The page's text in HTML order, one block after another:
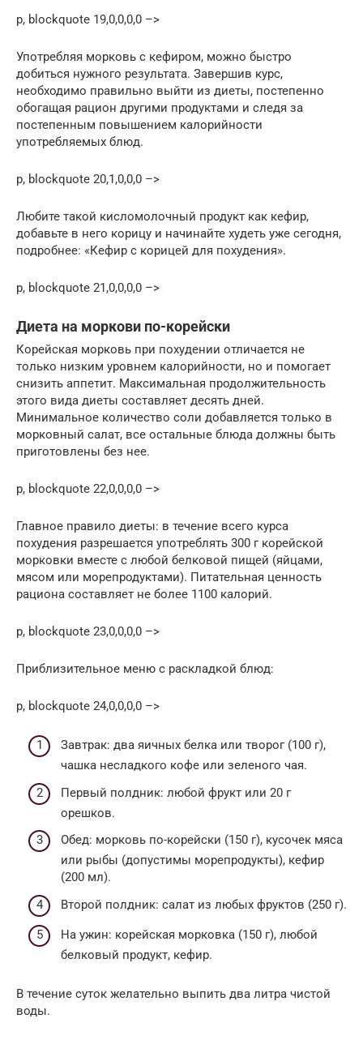
p, blockquote 19,0,0,0,0 –>
Употребляя морковь с кефиром, можно быстро
добиться нужного результата. Завершив курс,
необходимо правильно выйти из диеты, постепенно
обогащая рацион другими продуктами и следя за
постепенным повышением калорийности
употребляемых блюд.
p, blockquote 20,1,0,0,0 –>
Любите такой кисломолочный продукт как кефир,
добавьте в него корицу и начинайте худеть уже сегодня,
подробнее: «Кефир с корицей для похудения».
p, blockquote 21,0,0,0,0 –>
Диета на моркови по-корейски
Корейская морковь при похудении отличается не
только низким уровнем калорийности, но и помогает
снизить аппетит. Максимальная продолжительность
этого вида диеты составляет десять дней.
Минимальное количество соли добавляется только в
морковный салат, все остальные блюда должны быть
приготовлены без нее.
p, blockquote 22,0,0,0,0 –>
Главное правило диеты: в течение всего курса
похудения разрешается употреблять 300 г корейской
морковки вместе с любой белковой пищей (яйцами,
мясом или морепродуктами). Питательная ценность
рациона составляет не более 1100 калорий.
p, blockquote 23,0,0,0,0 –>
Приблизительное меню с раскладкой блюд:
p, blockquote 24,0,0,0,0 –>
Завтрак: два яичных белка или творог (100 г),
чашка несладкого кофе или зеленого чая.
Первый полдник: любой фрукт или 20 г
орешков.
Обед: морковь по-корейски (150 г), кусочек мяса
или рыбы (допустимы морепродукты), кефир
(200 мл).
Второй полдник: салат из любых фруктов (250 г).
На ужин: корейская морковка (150 г), любой
белковый продукт, кефир.
В течение суток желательно выпить два литра чистой
воды.